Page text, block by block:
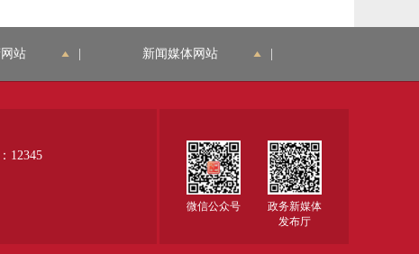
站 新闻媒体网站
12345
微信公众号
政务新媒体
发布厅